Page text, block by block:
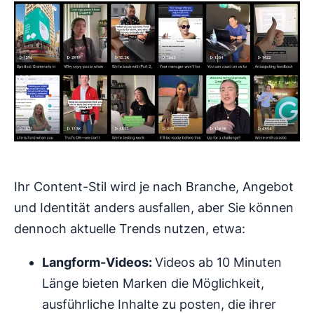
Ihr Content-Stil wird je nach Branche, Angebot
und Identität anders ausfallen, aber Sie können
dennoch aktuelle Trends nutzen, etwa:
Langform-Videos:Videos ab 10 Minuten
Länge bieten Marken die Möglichkeit,
ausführliche Inhalte zu posten, die ihrer